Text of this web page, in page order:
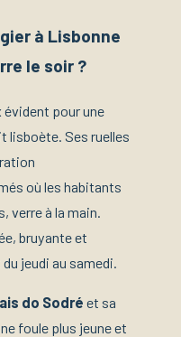
à Lisbonne
le soir ?
pour une
lisboète. Ses ruelles
où les habitants
à la main.
bruyante et
jeudi au samedi.
do Sodré et sa
foule plus jeune et